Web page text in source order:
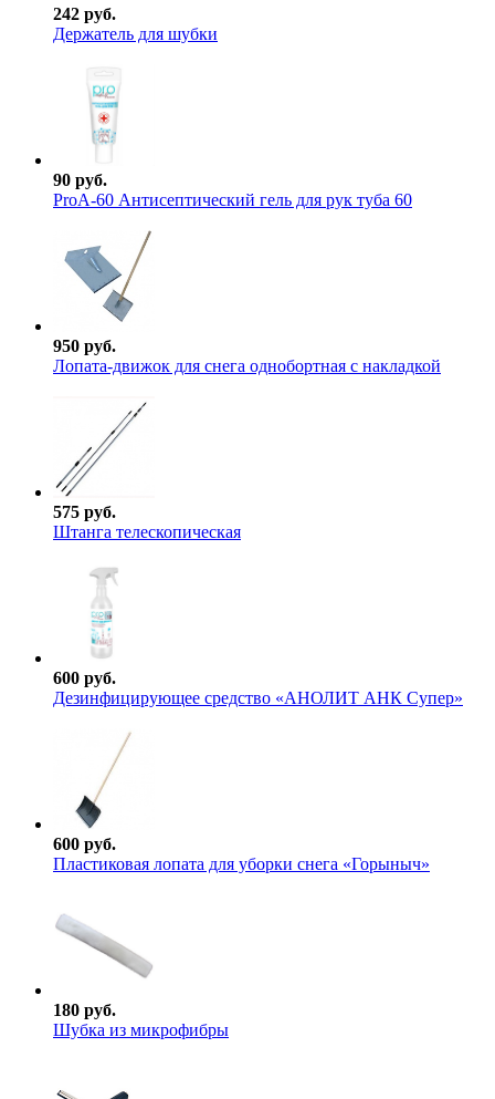
242 руб.
Держатель для шубки
90 руб.
ProА-60 Антисептический гель для рук туба 60
950 руб.
Лопата-движок для снега однобортная с накладкой
575 руб.
Штанга телескопическая
600 руб.
Дезинфицирующее средство «АНОЛИТ АНК Супер»
600 руб.
Пластиковая лопата для уборки снега «Горыныч»
180 руб.
Шубка из микрофибры